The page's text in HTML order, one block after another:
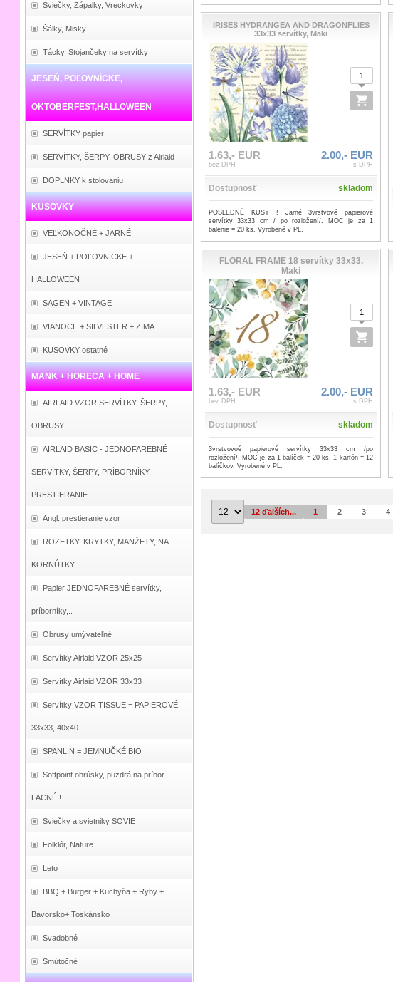
Sviečky, Zápalky, Vreckovky
Šálky, Misky
Tácky, Stojančeky na servítky
JESEŇ, POĽOVNÍCKE,
OKTOBERFEST,HALLOWEEN
SERVÍTKY papier
SERVÍTKY, ŠERPY, OBRUSY z Airlaid
DOPLNKY k stolovaniu
KUSOVKY
VEĽKONOČNÉ + JARNÉ
JESEŇ + POĽOVNÍCKE +
HALLOWEEN
SAGEN + VINTAGE
VIANOCE + SILVESTER + ZIMA
KUSOVKY ostatné
MANK + HORECA + HOME
AIRLAID VZOR SERVÍTKY, ŠERPY,
OBRUSY
AIRLAID BASIC - JEDNOFAREBNÉ
SERVÍTKY, ŠERPY, PRÍBORNÍKY,
PRESTIERANIE
Angl. prestieranie vzor
ROZETKY, KRYTKY, MANŽETY, NA
KORNÚTKY
Papier JEDNOFAREBNÉ servítky,
príborníky,..
Obrusy umývateľné
Servítky Airlaid VZOR 25x25
Servítky Airlaid VZOR 33x33
Servítky VZOR TISSUE = PAPIEROVÉ
33x33, 40x40
SPANLIN = JEMNUČKÉ BIO
Softpoint obrúsky, puzdrá na príbor
LACNÉ !
Sviečky a svietniky SOVIE
Folklór, Nature
Leto
BBQ + Burger + Kuchyňa + Ryby +
Bavorsko+ Toskánsko
Svadobné
Smútočné
IRISES HYDRANGEA AND DRAGONFLIES
33x33 servítky, Maki
1.63,- EUR
bez DPH
2.00,- EUR
s DPH
Dostupnosť skladom
POSLEDNÉ KUSY ! Jarné 3vrstvové papierové
servítky 33x33 cm / po rozložení/. MOC je za 1
balenie = 20 ks. Vyrobené v PL.
FLORAL FRAME 18 servítky 33x33,
Maki
1.63,- EUR
bez DPH
2.00,- EUR
s DPH
Dostupnosť skladom
3vrstvovoé papierové servítky 33x33 cm /po
rozložení/. MOC je za 1 balíček = 20 ks. 1 kartón = 12
balíčkov. Vyrobené v PL.
12 ďalších... 1 2 3 4